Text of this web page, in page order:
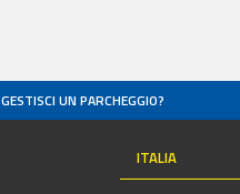
GESTISCI UN PARCHEGGIO?
ITALIA